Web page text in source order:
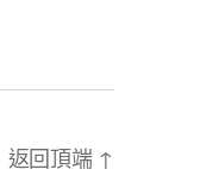
返回頂端 ↑